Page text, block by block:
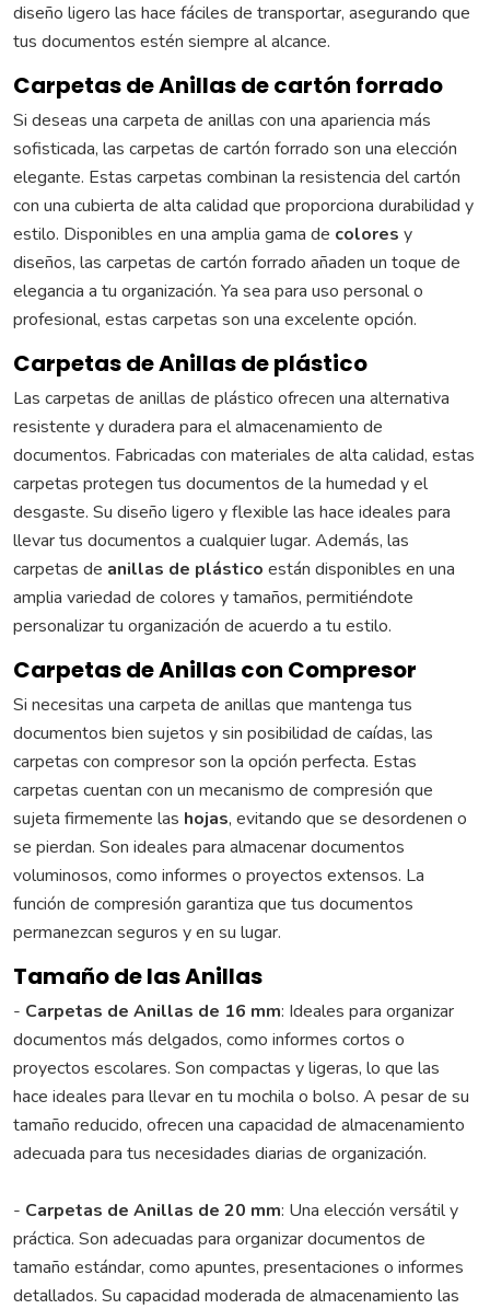
diseño ligero las hace fáciles de transportar, asegurando que
tus documentos estén siempre al alcance.
Carpetas de Anillas de cartón forrado
Si deseas una carpeta de anillas con una apariencia más
sofisticada, las carpetas de cartón forrado son una elección
elegante. Estas carpetas combinan la resistencia del cartón
con una cubierta de alta calidad que proporciona durabilidad y
estilo. Disponibles en una amplia gama de colores y
diseños, las carpetas de cartón forrado añaden un toque de
elegancia a tu organización. Ya sea para uso personal o
profesional, estas carpetas son una excelente opción.
Carpetas de Anillas de plástico
Las carpetas de anillas de plástico ofrecen una alternativa
resistente y duradera para el almacenamiento de
documentos. Fabricadas con materiales de alta calidad, estas
carpetas protegen tus documentos de la humedad y el
desgaste. Su diseño ligero y flexible las hace ideales para
llevar tus documentos a cualquier lugar. Además, las
carpetas de anillas de plástico están disponibles en una
amplia variedad de colores y tamaños, permitiéndote
personalizar tu organización de acuerdo a tu estilo.
Carpetas de Anillas con Compresor
Si necesitas una carpeta de anillas que mantenga tus
documentos bien sujetos y sin posibilidad de caídas, las
carpetas con compresor son la opción perfecta. Estas
carpetas cuentan con un mecanismo de compresión que
sujeta firmemente las hojas, evitando que se desordenen o
se pierdan. Son ideales para almacenar documentos
voluminosos, como informes o proyectos extensos. La
función de compresión garantiza que tus documentos
permanezcan seguros y en su lugar.
Tamaño de las Anillas
- Carpetas de Anillas de 16 mm: Ideales para organizar
documentos más delgados, como informes cortos o
proyectos escolares. Son compactas y ligeras, lo que las
hace ideales para llevar en tu mochila o bolso. A pesar de su
tamaño reducido, ofrecen una capacidad de almacenamiento
adecuada para tus necesidades diarias de organización.
- Carpetas de Anillas de 20 mm: Una elección versátil y
práctica. Son adecuadas para organizar documentos de
tamaño estándar, como apuntes, presentaciones o informes
detallados. Su capacidad moderada de almacenamiento las